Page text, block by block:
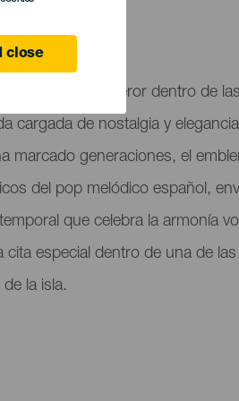
close
concierto en Teror dentro de
cargada de nostalgia y
marcado generaciones, el
del pop melódico español,
que celebra la armonía
especial dentro de una de las
la isla.